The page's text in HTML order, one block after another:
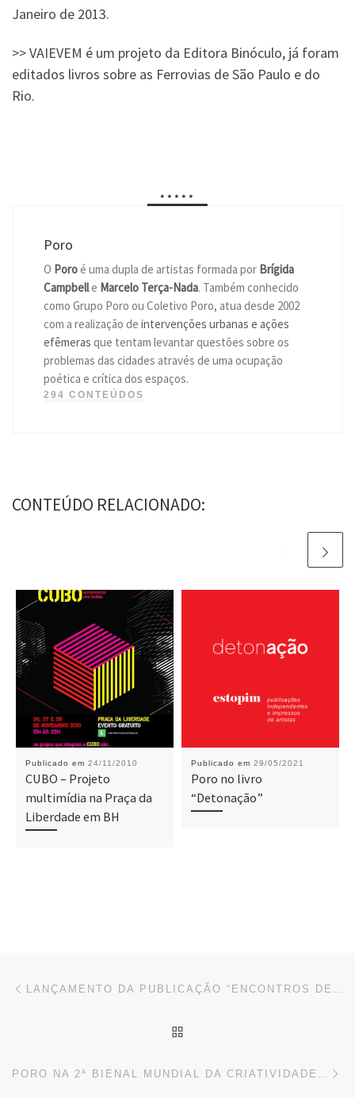
Janeiro de 2013.
>> VAIEVEM é um projeto da Editora Binóculo, já foram
editados livros sobre as Ferrovias de São Paulo e do
Rio.
*****
Poro
O Poroé uma dupla de artistas formada por Brígida
Campbelle Marcelo Terça-Nada. Também conhecido
como Grupo Poro ou Coletivo Poro, atua desde 2002
com a realização de intervenções urbanas e ações
efêmeras que tentam levantar questões sobre os
problemas das cidades através de uma ocupação
poética e crítica dos espaços.
294 CONTEÚDOS
CONTEÚDO RELACIONADO:
Publicado em 24/11/2010
CUBO – Projeto
multimídia na Praça da
Liberdade em BH
Publicado em 29/05/2021
Poro no livro
“Detonação”
Navegação do post